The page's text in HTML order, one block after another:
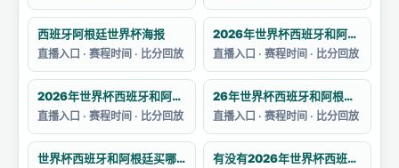
西班牙阿根廷世界杯海报
直播入口 · 赛程时间 · 比分回放
2026年世界杯西班牙和阿根廷的决赛预测
直播入口 · 赛程时间 · 比分回放
2026年世界杯西班牙和阿根廷的阵容如何
直播入口 · 赛程时间 · 比分回放
26年世界杯西班牙和阿根廷哪个强一点
直播入口 · 赛程时间 · 比分回放
世界杯西班牙和阿根廷买哪个 有没有2026年世界杯西班牙对阵阿根廷的集锦